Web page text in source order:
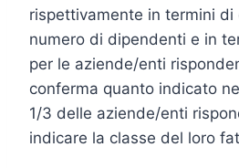
rispettivamente in termini di
numero di dipendenti e in
per le aziende/enti
conferma quanto indicato
1/3 delle aziende/enti
indicare la classe del loro